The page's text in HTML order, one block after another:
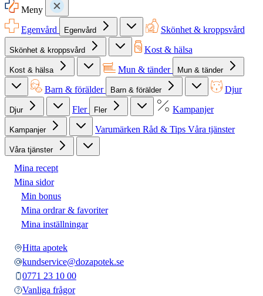
Meny
Egenvård
Egenvård Skönhet & kroppsvård
Skönhet & kroppsvård Kost & hälsa
Kost & hälsa Mun & tänder Mun & tänder
Barn & förälder Barn & förälder Djur
Djur Fler Fler Kampanjer
Kampanjer Varumärken Råd & Tips Våra tjänster
Våra tjänster
Mina recept
Mina sidor
Min bonus
Mina ordrar & favoriter
Mina inställningar
Hitta apotek
kundservice@dozapotek.se
0771 23 10 00
Vanliga frågor